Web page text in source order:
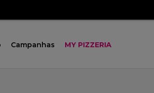
Campanhas MY PIZZERIA